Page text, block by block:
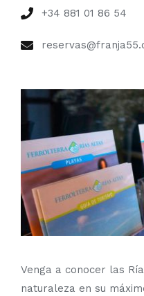
+34 881 01 86 54
Venga a conocer las
naturaleza en su